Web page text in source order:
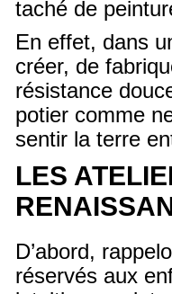
taché de
En effet, dans
créer, de
résistance
potier comme
sentir la terre
LES
D’abord,
réservés aux